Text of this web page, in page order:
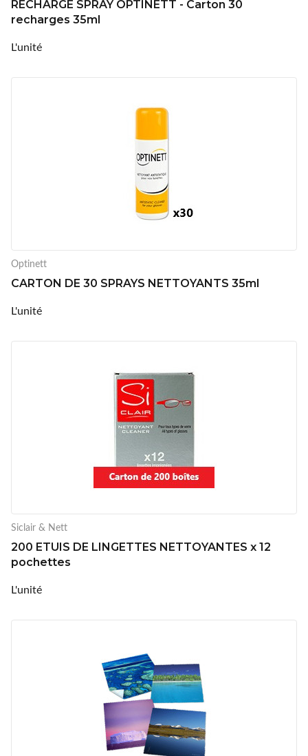
RECHARGE SPRAY OPTINETT - Carton 30
recharges 35ml
L'unité
Optinett
CARTON DE 30 SPRAYS NETTOYANTS 35ml
L'unité
Siclair & Nett
200 ETUIS DE LINGETTES NETTOYANTES x 12
pochettes
L'unité